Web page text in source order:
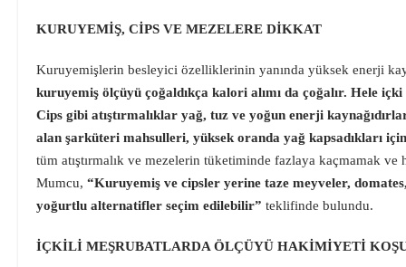
KURUYEMİŞ, CİPS VE MEZELERE DİKKAT
Kuruyemişlerin besleyici özelliklerinin yanında yüksek enerji
kuruyemiş ölçüyü çoğaldıkça kalori alımı da çoğalır. Hele
Cips gibi atıştırmalıklar yağ, tuz ve yoğun enerji
alan şarküteri mahsulleri, yüksek oranda yağ kapsadıkları
tüm atıştırmalık ve mezelerin tüketiminde fazlaya kaçmamak
Mumcu, “Kuruyemiş ve cipsler yerine taze meyveler,
yoğurtlu alternatifler seçim edilebilir” teklifinde bulundu.
İÇKİLİ MEŞRUBATLARDA ÖLÇÜYÜ HAKİMİYETİ